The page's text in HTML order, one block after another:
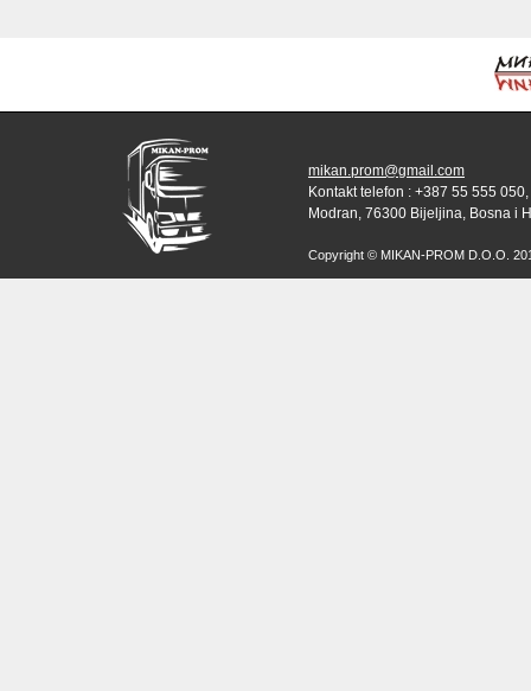
mikan.prom@gmail.com
Kontakt telefon : +387 55 555
Modran, 76300 Bijeljina, Bosna i
Copyright © MIKAN-PROM D.O.O.